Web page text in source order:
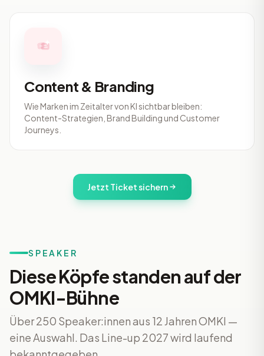
Content & Branding
Wie Marken im Zeitalter von KI sichtbar bleiben:
Content-Strategien, Brand Building und Customer
Journeys.
Jetzt Ticket sichern
SPEAKER
Diese Köpfe standen auf der
OMKI-Bühne
Über 250 Speaker:innen aus 12 Jahren OMKI —
eine Auswahl. Das Line-up 2027 wird laufend